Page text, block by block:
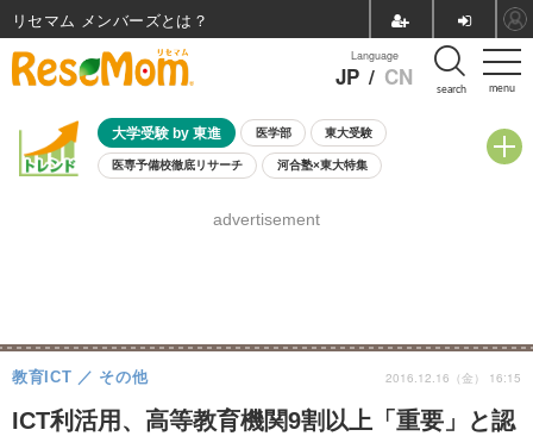
menu
Language
JP / CN search
大学受験 by 東進 医学部 東大受験
医専予備校徹底リサーチ 河合塾×東大特集
8月開催学校説明会・相談会
advertisement
ICT利活用、高等教育機関9割以上「重要」と認
教育ICT その他 2016.12.16（金） 16:15
リセマム メンバーズ